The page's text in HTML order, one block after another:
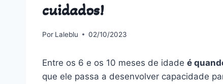
cuidados!
Por Laleblu 02/10/2023
Entre os 6 e os 10 meses de idade é
que ele passa a desenvolver capacidade